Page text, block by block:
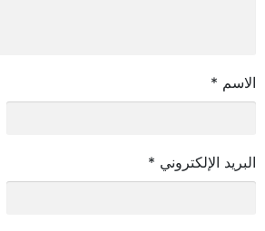
الاسم *
البريد الإلكتروني *